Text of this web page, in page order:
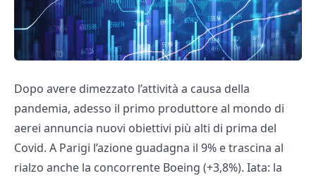
Dopo avere dimezzato l’attività a causa della
pandemia, adesso il primo produttore al mondo di
aerei annuncia nuovi obiettivi più alti di prima del
Covid. A Parigi l’azione guadagna il 9% e trascina al
rialzo anche la concorrente Boeing (+3,8%). Iata: la